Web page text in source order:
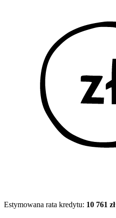
Estymowana rata kredytu: 10 761 zł